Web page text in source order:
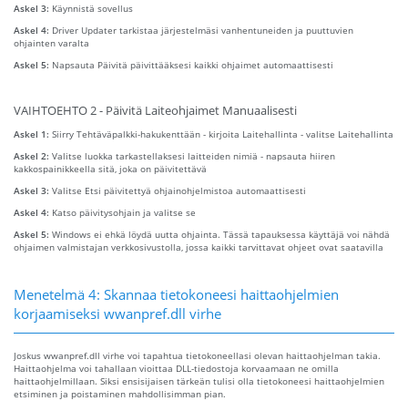
Askel 3: Käynnistä sovellus
Askel 4: Driver Updater tarkistaa järjestelmäsi vanhentuneiden ja puuttuvien
ohjainten varalta
Askel 5: Napsauta Päivitä päivittääksesi kaikki ohjaimet automaattisesti
VAIHTOEHTO 2 - Päivitä Laiteohjaimet Manuaalisesti
Askel 1: Siirry Tehtäväpalkki-hakukenttään - kirjoita Laitehallinta - valitse Laitehallinta
Askel 2: Valitse luokka tarkastellaksesi laitteiden nimiä - napsauta hiiren
kakkospainikkeella sitä, joka on päivitettävä
Askel 3: Valitse Etsi päivitettyä ohjainohjelmistoa automaattisesti
Askel 4: Katso päivitysohjain ja valitse se
Askel 5: Windows ei ehkä löydä uutta ohjainta. Tässä tapauksessa käyttäjä voi nähdä
ohjaimen valmistajan verkkosivustolla, jossa kaikki tarvittavat ohjeet ovat saatavilla
Menetelmä 4: Skannaa tietokoneesi haittaohjelmien
korjaamiseksi wwanpref.dll virhe
Joskus wwanpref.dll virhe voi tapahtua tietokoneellasi olevan haittaohjelman takia.
Haittaohjelma voi tahallaan vioittaa DLL-tiedostoja korvaamaan ne omilla
haittaohjelmillaan. Siksi ensisijaisen tärkeän tulisi olla tietokoneesi haittaohjelmien
etsiminen ja poistaminen mahdollisimman pian.